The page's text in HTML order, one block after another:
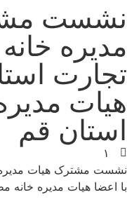
نشست‌
مدیره
تجارت
هیات
استان قم
۱
۴
۰
نشست‌ مشترک هیات
با اعضا هیات مدیره خانه